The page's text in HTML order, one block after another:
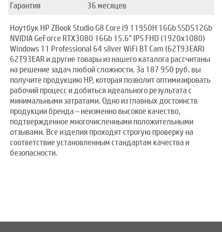
Гарантия
36 месяцев
Ноутбук HP ZBook Studio G8 Core i9 11950H 16Gb SSD512Gb
NVIDIA GeForce RTX3080 16Gb 15.6" IPS FHD (1920x1080)
Windows 11 Professional 64 silver WiFi BT Cam (62T93EAR)
62T93EAR и другие товары из нашего каталога рассчитаны
на решение задач любой сложности. За 187 950 руб. вы
получите продукцию HP, которая позволит оптимизировать
рабочий процесс и добиться идеального результата с
минимальными затратами. Одно из главных достоинств
продукции бренда – неизменно высокое качество,
подтвержденное многочисленными положительными
отзывами. Все изделия проходят строгую проверку на
соответствие установленным стандартам качества и
безопасности.